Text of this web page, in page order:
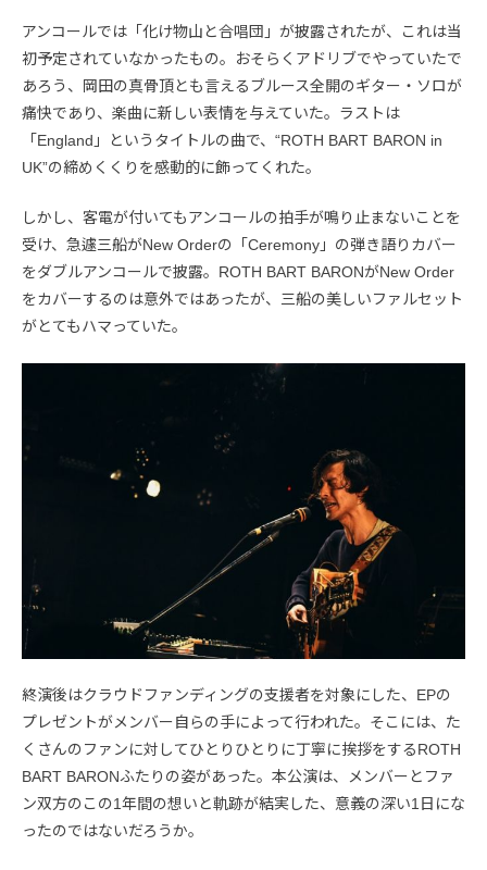
アンコールでは「化け物山と合唱団」が披露されたが、これは当
初予定されていなかったもの。おそらくアドリブでやっていたで
あろう、岡田の真骨頂とも言えるブルース全開のギター・ソロが
痛快であり、楽曲に新しい表情を与えていた。ラストは
「England」というタイトルの曲で、“ROTH BART BARON in
UK”の締めくくりを感動的に飾ってくれた。
しかし、客電が付いてもアンコールの拍手が鳴り止まないことを
受け、急遽三船がNew Orderの「Ceremony」の弾き語りカバー
をダブルアンコールで披露。ROTH BART BARONがNew Order
をカバーするのは意外ではあったが、三船の美しいファルセット
がとてもハマっていた。
終演後はクラウドファンディングの支援者を対象にした、EPの
プレゼントがメンバー自らの手によって行われた。そこには、た
くさんのファンに対してひとりひとりに丁寧に挨拶をするROTH
BART BARONふたりの姿があった。本公演は、メンバーとファ
ン双方のこの1年間の想いと軌跡が結実した、意義の深い1日にな
ったのではないだろうか。